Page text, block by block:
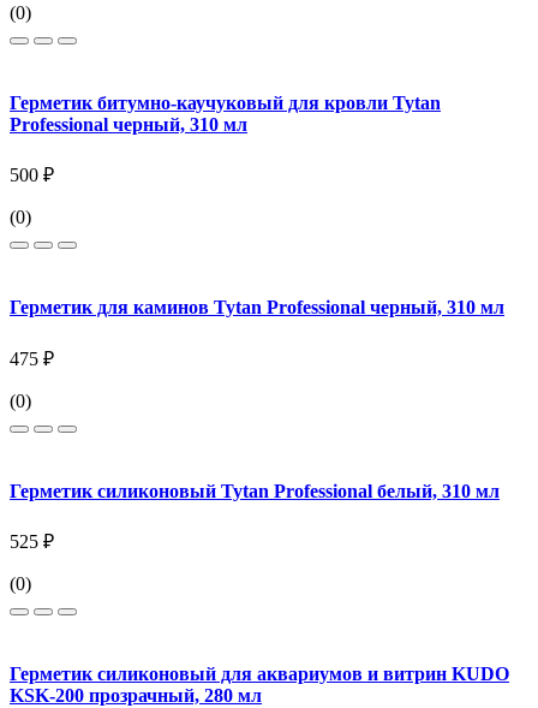
(0)
Герметик битумно-каучуковый для кровли Tytan
Professional черный, 310 мл
500 ₽
(0)
Герметик для каминов Tytan Professional черный, 310 мл
475 ₽
(0)
Герметик силиконовый Tytan Professional белый, 310 мл
525 ₽
(0)
Герметик силиконовый для аквариумов и витрин KUDO
KSK-200 прозрачный, 280 мл